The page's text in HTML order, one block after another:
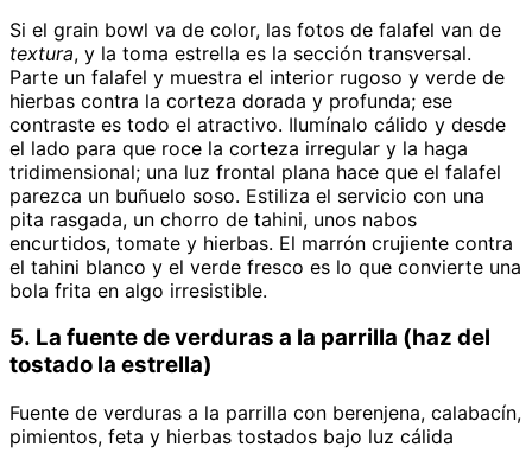
Si el grain bowl va de color, las fotos de falafel van de
textura, y la toma estrella es la sección transversal.
Parte un falafel y muestra el interior rugoso y verde de
hierbas contra la corteza dorada y profunda; ese
contraste es todo el atractivo. Ilumínalo cálido y desde
el lado para que roce la corteza irregular y la haga
tridimensional; una luz frontal plana hace que el falafel
parezca un buñuelo soso. Estiliza el servicio con una
pita rasgada, un chorro de tahini, unos nabos
encurtidos, tomate y hierbas. El marrón crujiente contra
el tahini blanco y el verde fresco es lo que convierte una
bola frita en algo irresistible.
5. La fuente de verduras a la parrilla (haz del
tostado la estrella)
Fuente de verduras a la parrilla con berenjena, calabacín,
pimientos, feta y hierbas tostados bajo luz cálida